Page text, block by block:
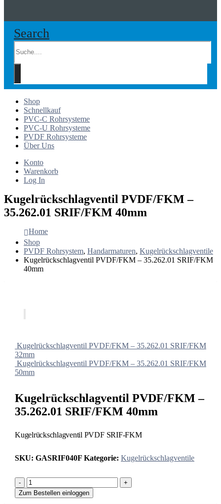
Search
Shop
Schnellkauf
PVC-C Rohrsysteme
PVC-U Rohrsysteme
PVDF Rohrsysteme
Über Uns
Konto
Warenkorb
Log In
Kugelrückschlagventil PVDF/FKM –
35.262.01 SRIF/FKM 40mm
Home
Shop
PVDF Rohrsystem, Handarmaturen, Kugelrückschlagventile
Kugelrückschlagventil PVDF/FKM – 35.262.01 SRIF/FKM
40mm
Kugelrückschlagventil PVDF/FKM – 35.262.01 SRIF/FKM
32mm
Kugelrückschlagventil PVDF/FKM – 35.262.01 SRIF/FKM
50mm
Kugelrückschlagventil PVDF/FKM –
35.262.01 SRIF/FKM 40mm
Kugelrückschlagventil PVDF SRIF-FKM
SKU: GASRIF040F Kategorie: Kugelrückschlagventile
-
+
Zum Bestellen einloggen